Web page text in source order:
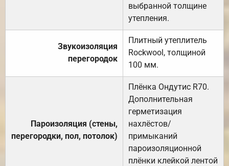
выбранной толщине
утепления.
Звукоизоляция
перегородок
Плитный утеплитель
Rockwool, толщиной
100 мм.
Пароизоляция (стены,
перегородки, пол, потолок)
Плёнка Ондутис R70.
Дополнительная
герметизация
нахлёстов/
примыканий
пароизоляционной
плёнки клейкой лентой